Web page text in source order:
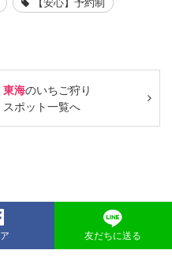
東海のいちご狩り
スポット一覧へ
友だちに送る